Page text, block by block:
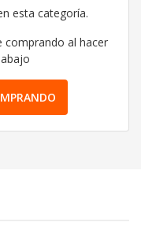
esta categoría.
comprando al hacer